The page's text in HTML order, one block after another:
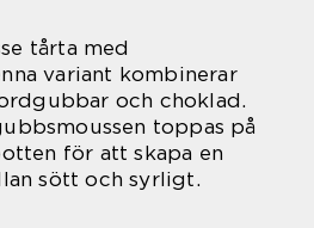
tårta med
variant kombinerar
och choklad.
toppas på
för att skapa en
sött och syrligt.